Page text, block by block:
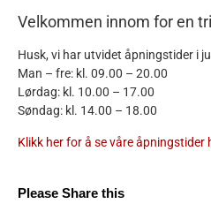
Velkommen innom for en
Husk, vi har utvidet åpningstider i
Man – fre: kl. 09.00 – 20.00
Lørdag: kl. 10.00 – 17.00
Søndag: kl. 14.00 – 18.00
Klikk her for å se våre åpningstider
Please Share this